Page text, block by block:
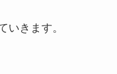
いきます。